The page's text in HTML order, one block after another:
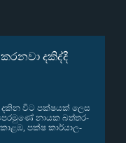
දකිද්දී
දකින විට පක්ෂ­යක් ලෙස
නායක බත්ත­ර­
පක්ෂ කාර්යා­ල­